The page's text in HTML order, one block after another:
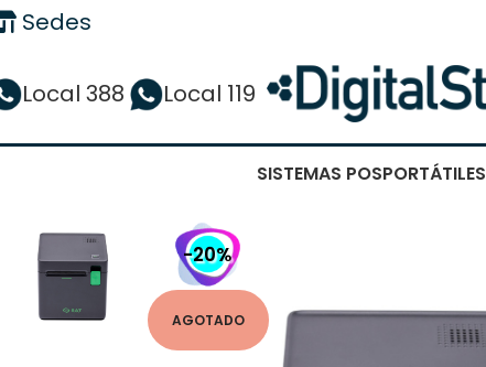
Sedes
Local 388 Local 119
SISTEMAS POSPORTÁTILES
-20%
AGOTADO